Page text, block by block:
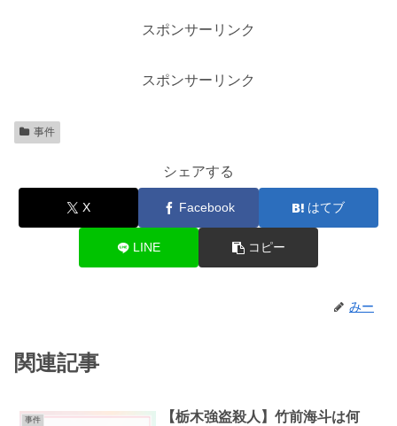
スポンサーリンク
スポンサーリンク
事件
シェアする
X Facebook はてブ
LINE コピー
みー
関連記事
事件
【栃木強盗殺人】竹前海斗は何